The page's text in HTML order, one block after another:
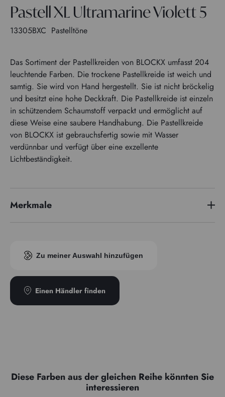
Pastell XL Ultramarine Violett 5
13305BXC Pastelltöne
Das Sortiment der Pastellkreiden von BLOCKX umfasst 204
leuchtende Farben. Die trockene Pastellkreide ist weich und
samtig. Sie wird von Hand hergestellt. Sie ist nicht bröckelig
und besitzt eine hohe Deckkraft. Die Pastellkreide ist einzeln
in schützendem Schaumstoff verpackt und ermöglicht auf
diese Weise eine saubere Handhabung. Die Pastellkreide
von BLOCKX ist gebrauchsfertig sowie mit Wasser
verdünnbar und verfügt über eine exzellente
Lichtbeständigkeit.
Merkmale
Zu meiner Auswahl hinzufügen
Einen Händler finden
Diese Farben aus der gleichen Reihe könnten Sie
interessieren